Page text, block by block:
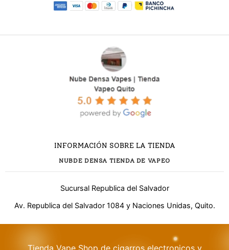
INFORMACIÓN SOBRE LA TIENDA
NUBDE DENSA TIENDA DE VAPEO
Sucursal Republica del Salvador
Av. Republica del Salvador 1084 y Naciones Unidas, Quito.
Tienda Vape Shop de cigarros electronicos y